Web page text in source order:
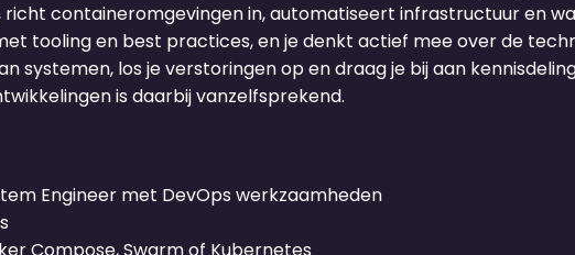
containeromgevingen in, automatiseert infrastructuur en
tooling en best practices, en je denkt actief mee over de
systemen, los je verstoringen op en draag je bij aan
is daarbij vanzelfsprekend.
Engineer met DevOps werkzaamheden